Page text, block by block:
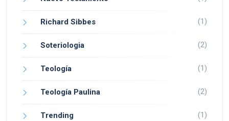
Richard Sibbes (1)
Soteriologia (2)
Teología (1)
Teología Paulina (2)
Trending (1)